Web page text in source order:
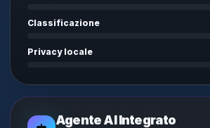
Classificazione
Privacy locale
Agente AI Integrato